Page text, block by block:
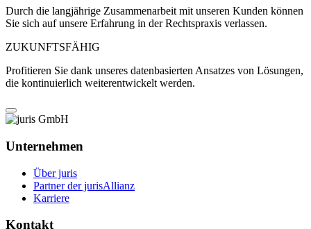
Durch die langjährige Zusammenarbeit mit unseren Kunden können
Sie sich auf unsere Erfahrung in der Rechtspraxis verlassen.
ZUKUNFTSFÄHIG
Profitieren Sie dank unseres datenbasierten Ansatzes von Lösungen,
die kontinuierlich weiterentwickelt werden.
Unternehmen
Über juris
Partner der jurisAllianz
Karriere
Kontakt